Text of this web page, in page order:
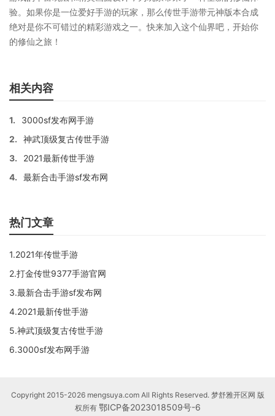
验。如果你是一位爱好手游的玩家，那么传世手游带元神版本合成
绝对是你不可错过的精彩游戏之一。快来加入这个仙界吧，开始你
的修仙之旅！
相关内容
1.
3000sf发布网手游
2.
神武顶级复古传世手游
3.
2021最新传世手游
4.
最新合击手游sf发布网
热门文章
1.2021年传世手游
2.打金传世9377手游官网
3.最新合击手游sf发布网
4.2021最新传世手游
5.神武顶级复古传世手游
6.3000sf发布网手游
Copyright 2015-2026 mengsuya.com All Rights Reserved. 梦舒雅开区网 版
权所有 鄂ICP备2023018509号-6